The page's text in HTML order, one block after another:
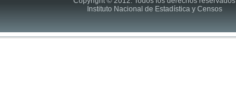
Instituto Nacional de Estadística y Censos